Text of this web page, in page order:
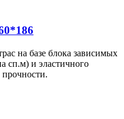
на базе блока зависимых
сп.м) и эластичного
прочности.